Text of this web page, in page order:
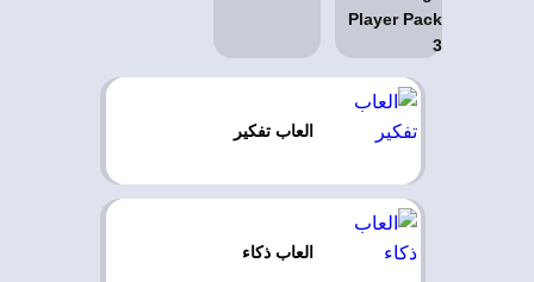
العاب تفكير
العاب ذكاء